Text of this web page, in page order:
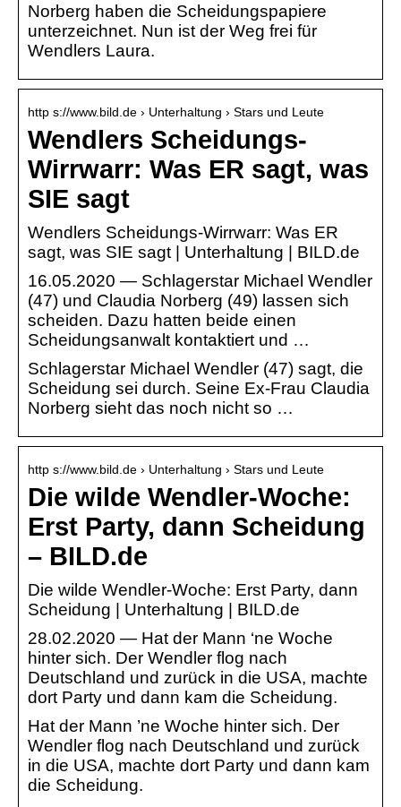
Norberg haben die Scheidungspapiere
unterzeichnet. Nun ist der Weg frei für
Wendlers Laura.
http s://www.bild.de › Unterhaltung › Stars und Leute
Wendlers Scheidungs-
Wirrwarr: Was ER sagt, was
SIE sagt
Wendlers Scheidungs-Wirrwarr: Was ER
sagt, was SIE sagt | Unterhaltung | BILD.de
16.05.2020 — Schlagerstar Michael Wendler
(47) und Claudia Norberg (49) lassen sich
scheiden. Dazu hatten beide einen
Scheidungsanwalt kontaktiert und …
Schlagerstar Michael Wendler (47) sagt, die
Scheidung sei durch. Seine Ex-Frau Claudia
Norberg sieht das noch nicht so …
http s://www.bild.de › Unterhaltung › Stars und Leute
Die wilde Wendler-Woche:
Erst Party, dann Scheidung
– BILD.de
Die wilde Wendler-Woche: Erst Party, dann
Scheidung | Unterhaltung | BILD.de
28.02.2020 — Hat der Mann ‘ne Woche
hinter sich. Der Wendler flog nach
Deutschland und zurück in die USA, machte
dort Party und dann kam die Scheidung.
Hat der Mann ’ne Woche hinter sich. Der
Wendler flog nach Deutschland und zurück
in die USA, machte dort Party und dann kam
die Scheidung.